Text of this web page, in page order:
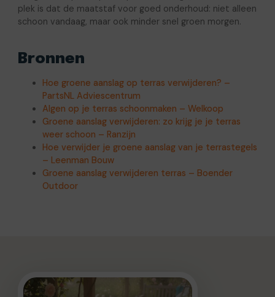
plek is dat de maatstaf voor goed onderhoud: niet alleen
schoon vandaag, maar ook minder snel groen morgen.
Bronnen
Hoe groene aanslag op terras verwijderen? –
PartsNL Adviescentrum
Algen op je terras schoonmaken – Welkoop
Groene aanslag verwijderen: zo krijg je je terras
weer schoon – Ranzijn
Hoe verwijder je groene aanslag van je terrastegels
– Leenman Bouw
Groene aanslag verwijderen terras – Boender
Outdoor